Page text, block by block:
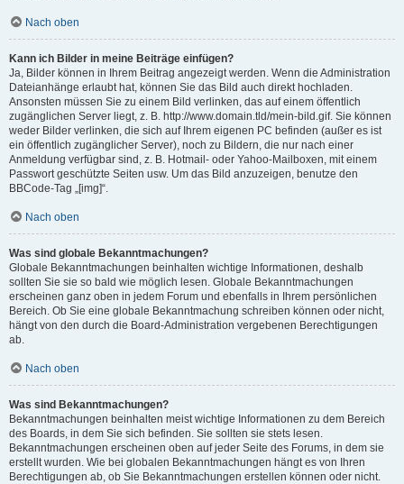
Nach oben
Kann ich Bilder in meine Beiträge einfügen?
Ja, Bilder können in Ihrem Beitrag angezeigt werden. Wenn die Administration
Dateianhänge erlaubt hat, können Sie das Bild auch direkt hochladen.
Ansonsten müssen Sie zu einem Bild verlinken, das auf einem öffentlich
zugänglichen Server liegt, z. B. http://www.domain.tld/mein-bild.gif. Sie können
weder Bilder verlinken, die sich auf Ihrem eigenen PC befinden (außer es ist
ein öffentlich zugänglicher Server), noch zu Bildern, die nur nach einer
Anmeldung verfügbar sind, z. B. Hotmail- oder Yahoo-Mailboxen, mit einem
Passwort geschützte Seiten usw. Um das Bild anzuzeigen, benutze den
BBCode-Tag „[img]“.
Nach oben
Was sind globale Bekanntmachungen?
Globale Bekanntmachungen beinhalten wichtige Informationen, deshalb
sollten Sie sie so bald wie möglich lesen. Globale Bekanntmachungen
erscheinen ganz oben in jedem Forum und ebenfalls in Ihrem persönlichen
Bereich. Ob Sie eine globale Bekanntmachung schreiben können oder nicht,
hängt von den durch die Board-Administration vergebenen Berechtigungen
ab.
Nach oben
Was sind Bekanntmachungen?
Bekanntmachungen beinhalten meist wichtige Informationen zu dem Bereich
des Boards, in dem Sie sich befinden. Sie sollten sie stets lesen.
Bekanntmachungen erscheinen oben auf jeder Seite des Forums, in dem sie
erstellt wurden. Wie bei globalen Bekanntmachungen hängt es von Ihren
Berechtigungen ab, ob Sie Bekanntmachungen erstellen können oder nicht.